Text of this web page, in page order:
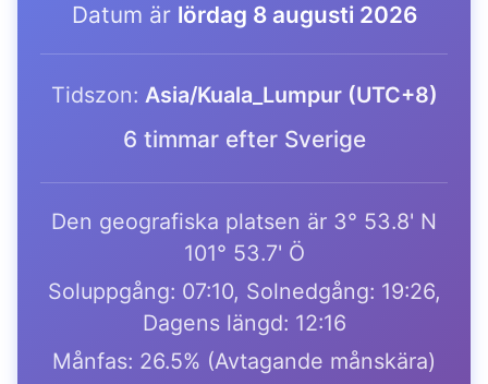
Datum är lördag 8 augusti 2026
Tidszon: Asia/Kuala_Lumpur (UTC+8)
6 timmar efter Sverige
Den geografiska platsen är 3° 53.8' N
101° 53.7' Ö
Soluppgång: 07:10, Solnedgång: 19:26,
Dagens längd: 12:16
Månfas: 26.5% (Avtagande månskära)